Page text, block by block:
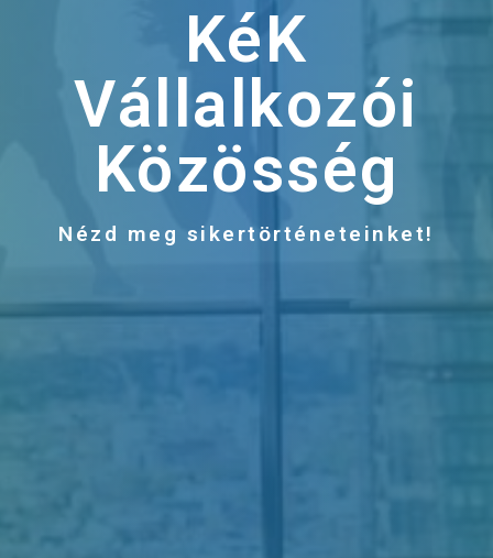
KéK
Vállalkozói
Közösség
Nézd meg sikertörténeteinket!